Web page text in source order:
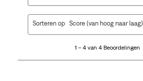
4
1 – 4 van 4 Beoordelingen
Sorteren op Score (van hoog naar laag)